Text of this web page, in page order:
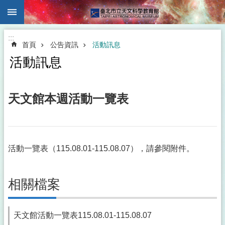
跳到主要內容區塊
:::
首頁 公告資訊 活動訊息
活動訊息
天文館本週活動一覽表
活動一覽表（115.08.01-115.08.07），請參閱附件。
相關檔案
天文館活動一覽表115.08.01-115.08.07